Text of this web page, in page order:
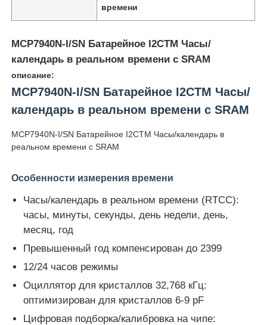
Видеозаписи
О нас
Экскурсия по заводу
Контроль качества
времени
MCP7940N-I/SN Батарейное I2CTM Часы/
календарь в реальном времени с SRAM
описание:
MCP7940N-I/SN Батарейное I2CTM Часы/
календарь в реальном времени с SRAM
MCP7940N-I/SN Батарейное I2CTM Часы/календарь в
реальном времени с SRAM
Особенности измерения времени
Часы/календарь в реальном времени (RTCC):
часы, минуты, секунды, день недели, день,
месяц, год
Превышенный год компенсирован до 2399
12/24 часов режимы
Оциллятор для кристаллов 32,768 кГц:
оптимизирован для кристаллов 6-9 pF
Цифровая подборка/калибровка на чипе: